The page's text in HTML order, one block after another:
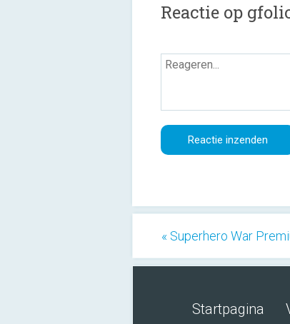
Reactie op
« Superhero War
Startpagina